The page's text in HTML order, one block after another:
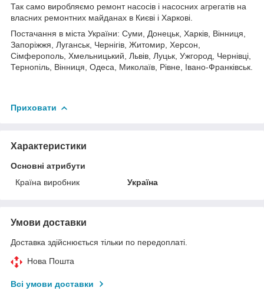
Так само виробляємо ремонт насосів і насосних агрегатів на
власних ремонтних майданах в Києві і Харкові.
Постачання в міста України: Суми, Донецьк, Харків, Вінниця,
Запоріжжя, Луганськ, Чернігів, Житомир, Херсон,
Сімферополь, Хмельницький, Львів, Луцьк, Ужгород, Чернівці,
Тернопіль, Вінниця, Одеса, Миколаїв, Рівне, Івано-Франківськ.
Приховати
Характеристики
Основні атрибути
Країна виробник
Україна
Умови доставки
Доставка здійснюється тільки по передоплаті.
Нова Пошта
Всі умови доставки